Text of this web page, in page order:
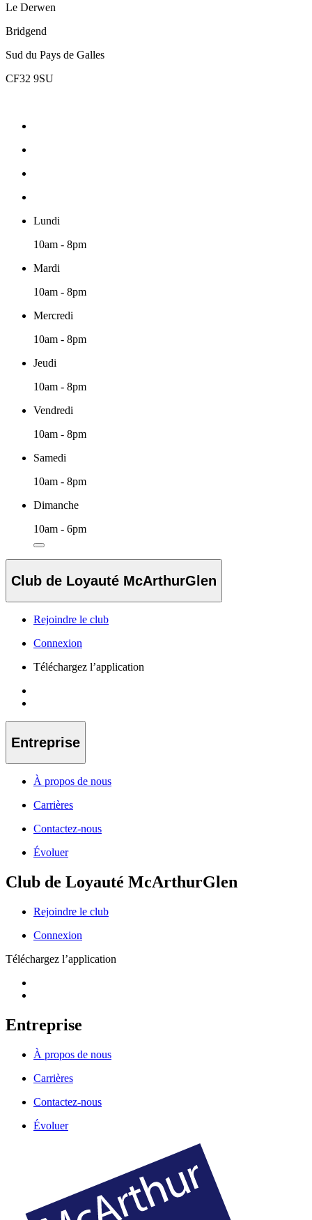
Le Derwen
Bridgend
Sud du Pays de Galles
CF32 9SU
Lundi
10am - 8pm
Mardi
10am - 8pm
Mercredi
10am - 8pm
Jeudi
10am - 8pm
Vendredi
10am - 8pm
Samedi
10am - 8pm
Dimanche
10am - 6pm
Club de Loyauté McArthurGlen
Rejoindre le club
Connexion
Téléchargez l’application
Entreprise
À propos de nous
Carrières
Contactez-nous
Évoluer
Club de Loyauté McArthurGlen
Rejoindre le club
Connexion
Téléchargez l’application
Entreprise
À propos de nous
Carrières
Contactez-nous
Évoluer